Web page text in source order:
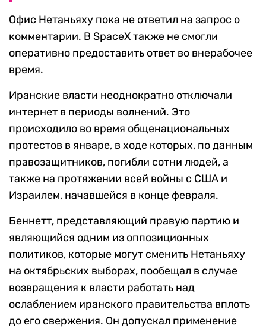
Офис Нетаньяху пока не ответил на запрос о
комментарии. В SpaceX также не смогли
оперативно предоставить ответ во внерабочее
время.
Иранские власти неоднократно отключали
интернет в периоды волнений. Это
происходило во время общенациональных
протестов в январе, в ходе которых, по данным
правозащитников, погибли сотни людей, а
также на протяжении всей войны с США и
Израилем, начавшейся в конце февраля.
Беннетт, представляющий правую партию и
являющийся одним из оппозиционных
политиков, которые могут сменить Нетаньяху
на октябрьских выборах, пообещал в случае
возвращения к власти работать над
ослаблением иранского правительства вплоть
до его свержения. Он допускал применение